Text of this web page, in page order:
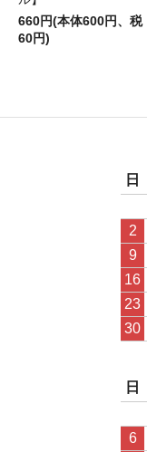
660円(本体600円、税
60円)
日
2
9
16
23
30
日
6